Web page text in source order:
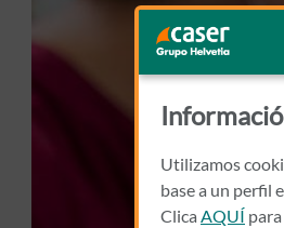
Utilizamos
base a un perfil
Clica AQUÍ